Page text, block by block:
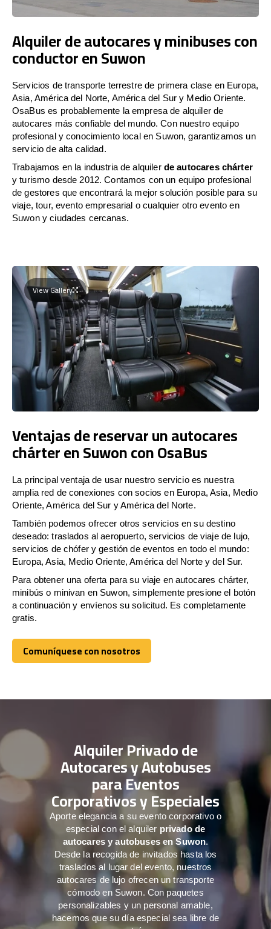
Alquiler de autocares y minibuses con
conductor en Suwon
Servicios de transporte terrestre de primera clase en Europa,
Asia, América del Norte, América del Sur y Medio Oriente.
OsaBus es probablemente la empresa de alquiler de
autocares más confiable del mundo. Con nuestro equipo
profesional y conocimiento local en Suwon, garantizamos un
servicio de alta calidad.
Trabajamos en la industria de alquiler de autocares chárter
y turismo desde 2012. Contamos con un equipo profesional
de gestores que encontrará la mejor solución posible para su
viaje, tour, evento empresarial o cualquier otro evento en
Suwon y ciudades cercanas.
View Gallery
Ventajas de reservar un autocares
chárter en Suwon con OsaBus
La principal ventaja de usar nuestro servicio es nuestra
amplia red de conexiones con socios en Europa, Asia, Medio
Oriente, América del Sur y América del Norte.
También podemos ofrecer otros servicios en su destino
deseado: traslados al aeropuerto, servicios de viaje de lujo,
servicios de chófer y gestión de eventos en todo el mundo:
Europa, Asia, Medio Oriente, América del Norte y del Sur.
Para obtener una oferta para su viaje en autocares chárter,
minibús o minivan en Suwon, simplemente presione el botón
a continuación y envíenos su solicitud. Es completamente
gratis.
Comuníquese con nosotros
Comuníquese con nosotros
Alquiler Privado de
Autocares y Autobuses
para Eventos
Corporativos y Especiales
Aporte elegancia a su evento corporativo o
especial con el alquiler privado de
autocares y autobuses en Suwon.
Desde la recogida de invitados hasta los
traslados al lugar del evento, nuestros
autocares de lujo ofrecen un transporte
cómodo en Suwon. Con paquetes
personalizables y un personal amable,
hacemos que su día especial sea libre de